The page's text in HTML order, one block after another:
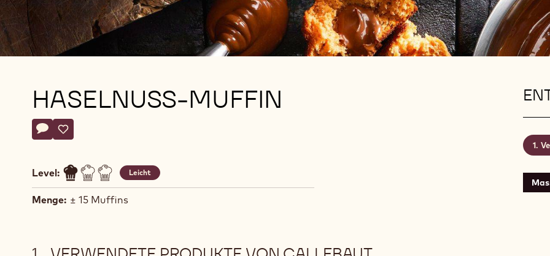
HASELNUSS-MUFFIN
Actions
Schreibe einen Kommentar
- Haselnuss-muffin
Speichern
- Haselnuss-muffin
Level: Leicht
Menge: ± 15 Muffins